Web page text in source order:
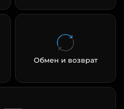
Обмен и возврат